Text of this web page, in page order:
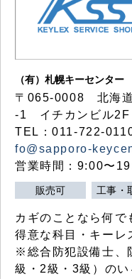
（有）札幌キーセンター
〒065-0008 北海道
-1 イチカンビル2F
TEL：011-722-
fo@sapporo-
営業時間：9:00〜
販売可 工事・
カギのことなら何で
得意な科目・キー
※総合防犯設備士、
級・2級・3級）のい